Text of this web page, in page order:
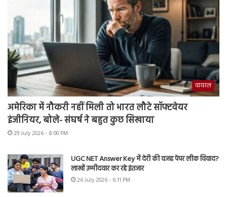
वायरल
अमेरिका में नौकरी नहीं मिली तो भारत लौटे सॉफ्टवेयर
इंजीनियर, बोले- संघर्ष ने बहुत कुछ सिखाया
29 July 2026 - 8:00 PM
UGC NET Answer Key में देरी की वजह पेपर लीक विवाद?
लाखों उम्मीदवार कर रहे इंतजार
26 July 2026 - 6:11 PM